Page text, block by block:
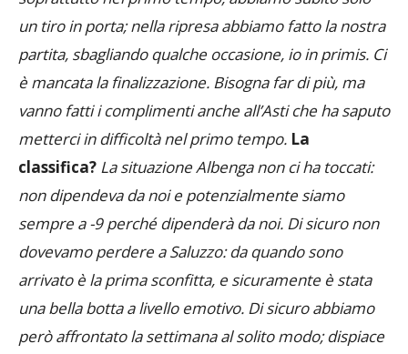
un tiro in porta; nella ripresa abbiamo fatto la nostra
partita, sbagliando qualche occasione, io in primis. Ci
è mancata la finalizzazione. Bisogna far di più, ma
vanno fatti i complimenti anche all’Asti che ha saputo
metterci in difficoltà nel primo tempo. La
classifica? La situazione Albenga non ci ha toccati:
non dipendeva da noi e potenzialmente siamo
sempre a -9 perché dipenderà da noi. Di sicuro non
dovevamo perdere a Saluzzo: da quando sono
arrivato è la prima sconfitta, e sicuramente è stata
una bella botta a livello emotivo. Di sicuro abbiamo
però affrontato la settimana al solito modo; dispiace
non aver vinto ma per la legge dei grandi numeri